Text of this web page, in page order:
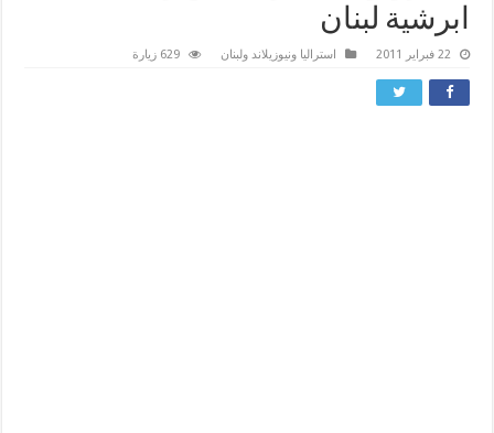
ابرشية لبنان
22 فبراير 2011 استراليا ونيوزيلاند ولبنان 629 زيارة